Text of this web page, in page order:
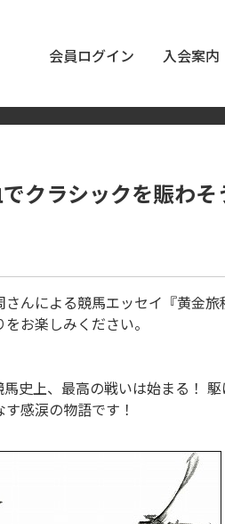
会員ログイン 入会案内
クラシックを賑わ
んによる競馬エッセイ『黄金
お楽しみください。
史上、最高の戦いは始まる！
感涙の物語です！